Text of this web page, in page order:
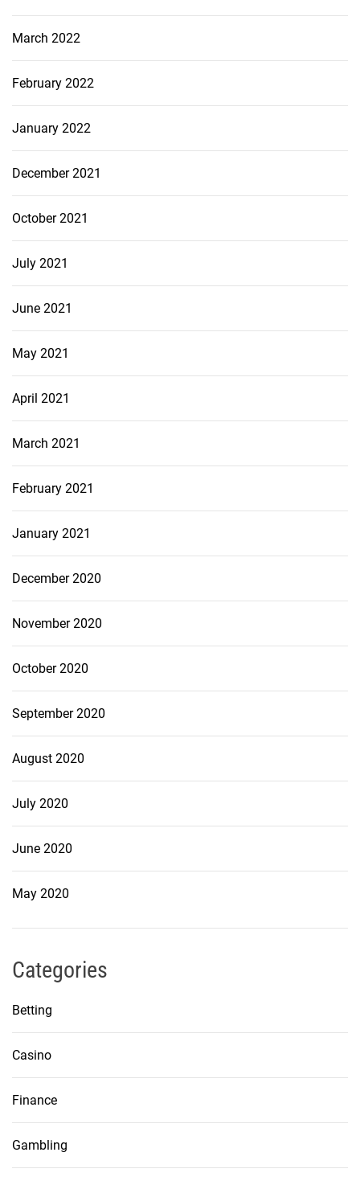
March 2022
February 2022
January 2022
December 2021
October 2021
July 2021
June 2021
May 2021
April 2021
March 2021
February 2021
January 2021
December 2020
November 2020
October 2020
September 2020
August 2020
July 2020
June 2020
May 2020
Categories
Betting
Casino
Finance
Gambling